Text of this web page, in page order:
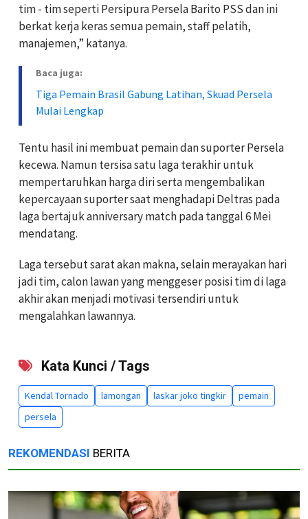
tim - tim seperti Persipura Persela Barito PSS dan ini
berkat kerja keras semua pemain, staff pelatih,
manajemen,” katanya.
Baca juga:
Tiga Pemain Brasil Gabung Latihan, Skuad Persela
Mulai Lengkap
Tentu hasil ini membuat pemain dan suporter Persela
kecewa. Namun tersisa satu laga terakhir untuk
mempertaruhkan harga diri serta mengembalikan
kepercayaan suporter saat menghadapi Deltras pada
laga bertajuk anniversary match pada tanggal 6 Mei
mendatang.
Laga tersebut sarat akan makna, selain merayakan hari
jadi tim, calon lawan yang menggeser posisi tim di laga
akhir akan menjadi motivasi tersendiri untuk
mengalahkan lawannya.
Kata Kunci / Tags
Kendal Tornado lamongan laskar joko tingkir
pemain
persela
REKOMENDASI BERITA